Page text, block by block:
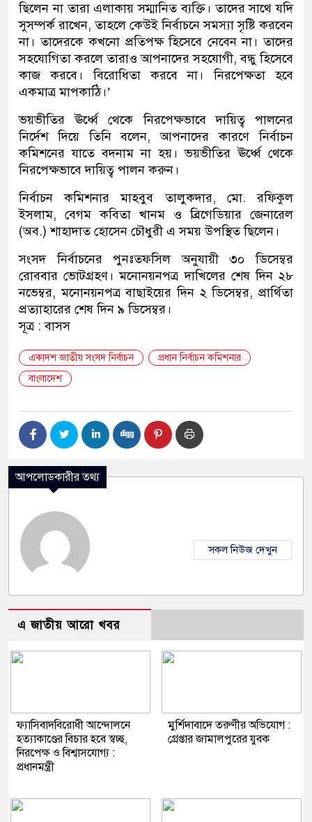
ছিলেন না তারা এলাকায় সম্মানিত ব্যক্তি। তাদের সাথে যদি
সুসম্পর্ক রাখেন, তাহলে কেউই নির্বাচনে সমস্যা সৃষ্টি করবেন
না। তাদেরকে কখনো প্রতিপক্ষ হিসেবে নেবেন না। তাদের
সহযোগিতা করলে তারাও আপনাদের সহযোগী, বন্ধু হিসেবে
কাজ করবে। বিরোধিতা করবে না। নিরপেক্ষতা হবে
একমাত্র মাপকাঠি।’
ভয়ভীতির ঊর্ধ্বে থেকে নিরপেক্ষভাবে দায়িত্ব পালনের
নির্দেশ দিয়ে তিনি বলেন, আপনাদের কারণে নির্বাচন
কমিশনের যাতে বদনাম না হয়। ভয়ভীতির ঊর্ধ্বে থেকে
নিরপেক্ষভাবে দায়িত্ব পালন করুন।
নির্বাচন কমিশনার মাহবুব তালুকদার, মো. রফিকুল
ইসলাম, বেগম কবিতা খানম ও ব্রিগেডিয়ার জেনারেল
(অব.) শাহাদাত হোসেন চৌধুরী এ সময় উপস্থিত ছিলেন।
সংসদ নির্বাচনের পুনঃতফসিল অনুযায়ী ৩০ ডিসেম্বর
রোববার ভোটগ্রহণ। মনোনয়নপত্র দাখিলের শেষ দিন ২৮
নভেম্বর, মনোনয়নপত্র বাছাইয়ের দিন ২ ডিসেম্বর, প্রার্থিতা
প্রত্যাহারের শেষ দিন ৯ ডিসেম্বর।
সূত্র : বাসস
একাদশ জাতীয় সংসদ নির্বাচন
প্রধান নির্বাচন কমিশনার
বাংলাদেশ
আপলোডকারীর তথ্য
সকল নিউজ দেখুন
এ জাতীয় আরো খবর
ফ্যাসিবাদবিরোধী আন্দোলনে
হত্যাকাণ্ডের বিচার হবে স্বচ্ছ,
নিরপেক্ষ ও বিশ্বাসযোগ্য :
প্রধানমন্ত্রী
মুর্শিদাবাদে তরুণীর অভিযোগ :
গ্রেপ্তার জামালপুরের যুবক